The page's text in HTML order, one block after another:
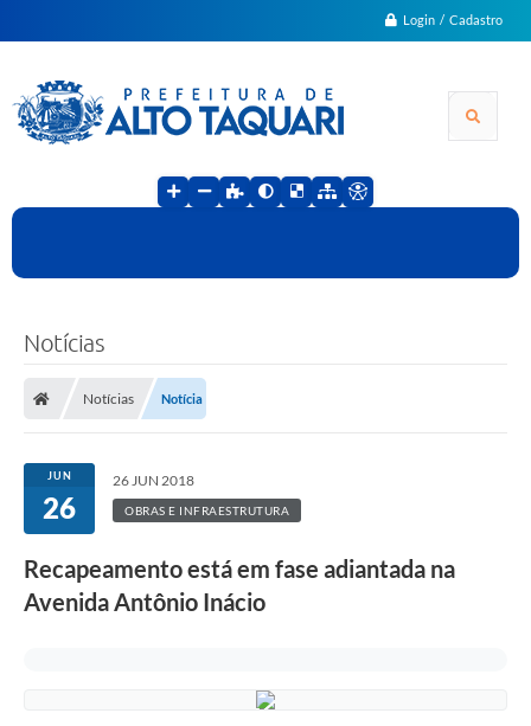
Login / Cadastro
Notícias
Notícias Notícia
JUN
26
26 JUN 2018
OBRAS E INFRAESTRUTURA
Recapeamento está em fase adiantada na
Avenida Antônio Inácio